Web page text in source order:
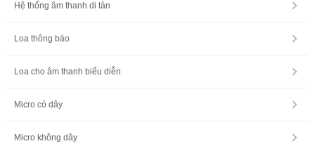
Hệ thống âm thanh di tản
Loa thông báo
Loa cho âm thanh biểu diễn
Micro có dây
Micro không dây